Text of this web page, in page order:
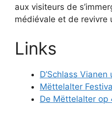
aux visiteurs de
médiévale et de revivre
Links
D’Schlass
Mëttelalter
De Mëttelalter op